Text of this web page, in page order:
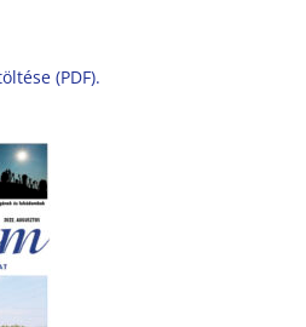
(PDF).